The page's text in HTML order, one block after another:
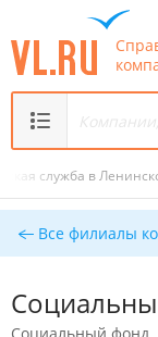
служба в
Все филиалы